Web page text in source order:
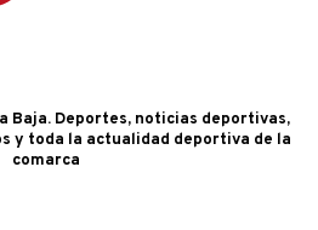
Baja. Deportes, noticias deportivas,
y toda la actualidad deportiva de la
comarca